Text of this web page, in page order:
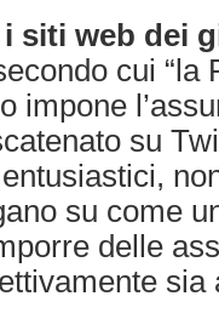
i siti web dei
cui “la
impone
su
su come
delle
sia